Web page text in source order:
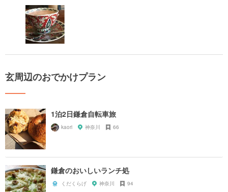
玄周辺のおでかけプラン
1泊2日鎌倉自転車旅
kaori 神奈川 66
鎌倉のおいしいランチ処
くだくらげ 神奈川 94